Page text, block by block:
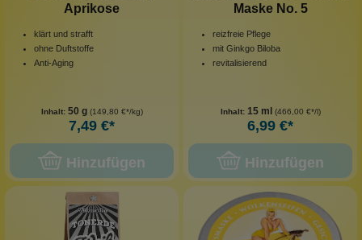
Aprikose
klärt und strafft
ohne Duftstoffe
Anti-Aging
Inhalt: 50 g (149,80 €*/kg)
7,49 €*
Hinzufügen
Maske No. 5
reizfreie Pflege
mit Ginkgo Biloba
revitalisierend
Inhalt: 15 ml (466,00 €*/l)
6,99 €*
Hinzufügen